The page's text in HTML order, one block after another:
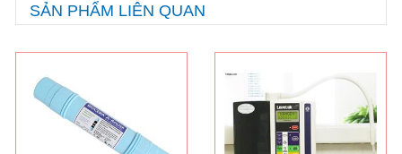
SẢN PHẨM LIÊN QUAN